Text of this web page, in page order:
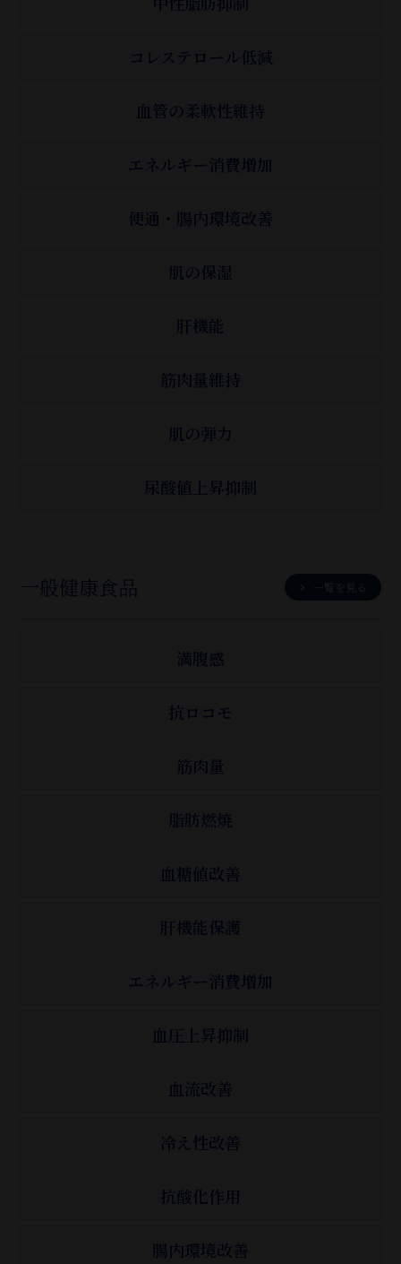
コレステロール低減
血管の柔軟性維持
エネルギー消費増加
便通・腸内環境改善
肌の保湿
肝機能
筋肉量維持
肌の弾力
尿酸値上昇抑制
一般健康食品 一覧を見る
満腹感
抗ロコモ
筋肉量
脂肪燃焼
血糖値改善
肝機能保護
エネルギー消費増加
血圧上昇抑制
血流改善
冷え性改善
抗酸化作用
腸内環境改善